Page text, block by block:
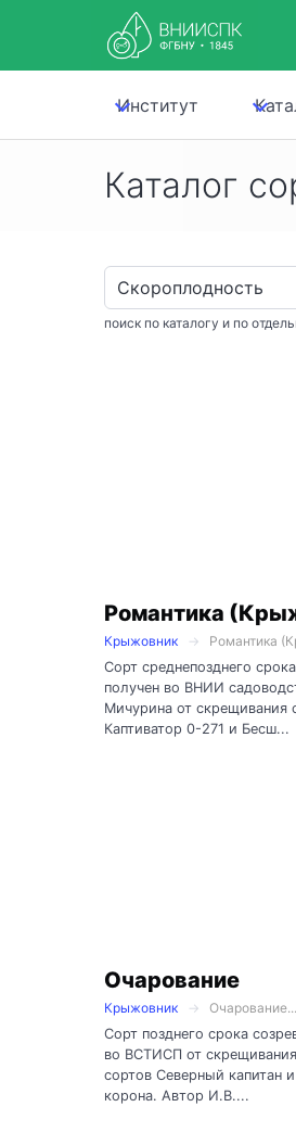
Институт
Каталог
поиск по каталогу и по
Романтика
Крыжовник
Романтика
Сорт среднепозднего
получен во ВНИИ
Мичурина от скрещивания
Каптиватор 0-271 и Бесш...
Очарование
Крыжовник
Очарование...
Сорт позднего срока
во ВСТИСП от
сортов Северный капитан
корона. Автор И.В....